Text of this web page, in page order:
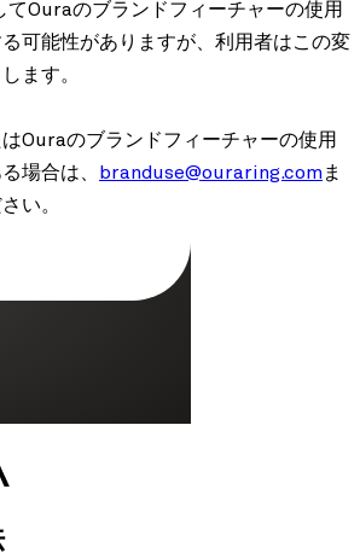
Ouraのブランドフィーチャーの使用
可能性がありますが、利用者はこの変
ます。
Ouraのブランドフィーチャーの使用
場合は、
branduse@ouraring.comま
い。